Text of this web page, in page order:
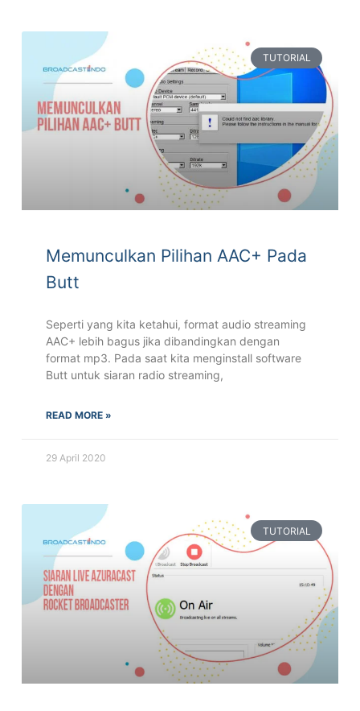
TUTORIAL
Memunculkan Pilihan AAC+ Pada
Butt
Seperti yang kita ketahui, format audio streaming
AAC+ lebih bagus jika dibandingkan dengan
format mp3. Pada saat kita menginstall software
Butt untuk siaran radio streaming,
READ MORE »
29 April 2020
TUTORIAL